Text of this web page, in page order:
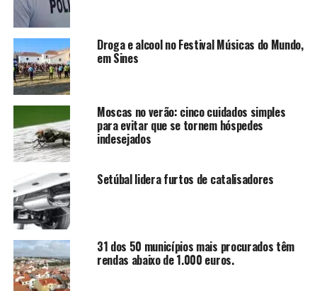
Droga e alcool no Festival Músicas do Mundo,
em Sines
Moscas no verão: cinco cuidados simples
para evitar que se tornem hóspedes
indesejados
Setúbal lidera furtos de catalisadores
31 dos 50 municípios mais procurados têm
rendas abaixo de 1.000 euros.